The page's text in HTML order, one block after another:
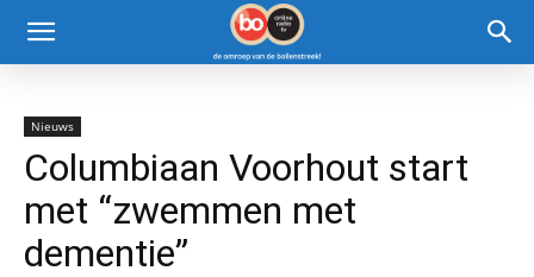
Nieuws
Columbiaan Voorhout start
met “zwemmen met
dementie”